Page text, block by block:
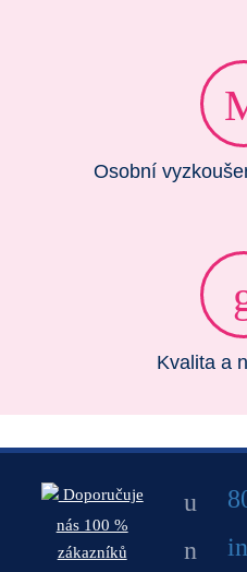
Osobní
Kvalita a
Doporučuje
nás 100 %
zákazníků